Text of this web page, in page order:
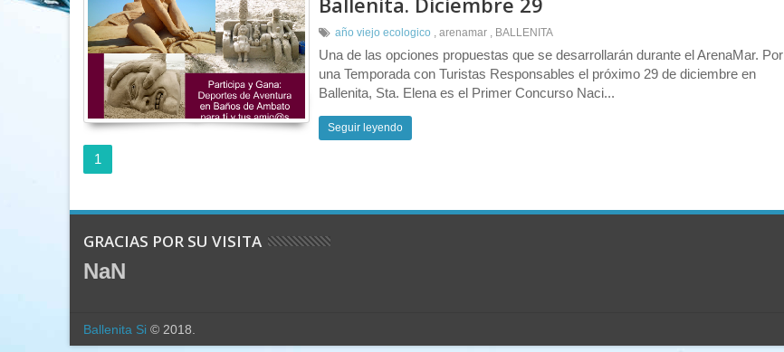
año viejo ecologico , arenamar , BALLENITA
Una de las opciones propuestas que se desarrollarán durante el ArenaMar. Por
una Temporada con Turistas Responsables el próximo 29 de diciembre en
Ballenita, Sta. Elena es el Primer Concurso Naci...
Seguir leyendo
1
GRACIAS POR SU VISITA
NaN
Ballenita Si © 2018.